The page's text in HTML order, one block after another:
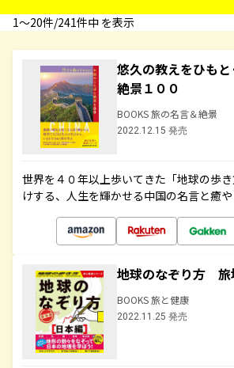
1〜20件/241件中 を表示
悠久の教えをひも
絶景１００
BOOKS 旅の名言＆絶景
2022.12.15 発売
世界を４０年以上歩いてきた「地球の歩
けする、人生を輝かせる中国の名言と癒
地球のなぞり方
BOOKS 旅と健康
2022.11.25 発売